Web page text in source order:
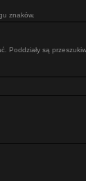
znaków.
Poddziały są